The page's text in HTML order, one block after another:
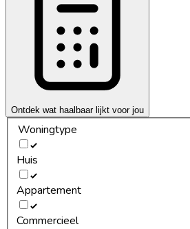
Ontdek wat haalbaar lijkt voor jou
Woningtype
Huis
Appartement
Commercieel